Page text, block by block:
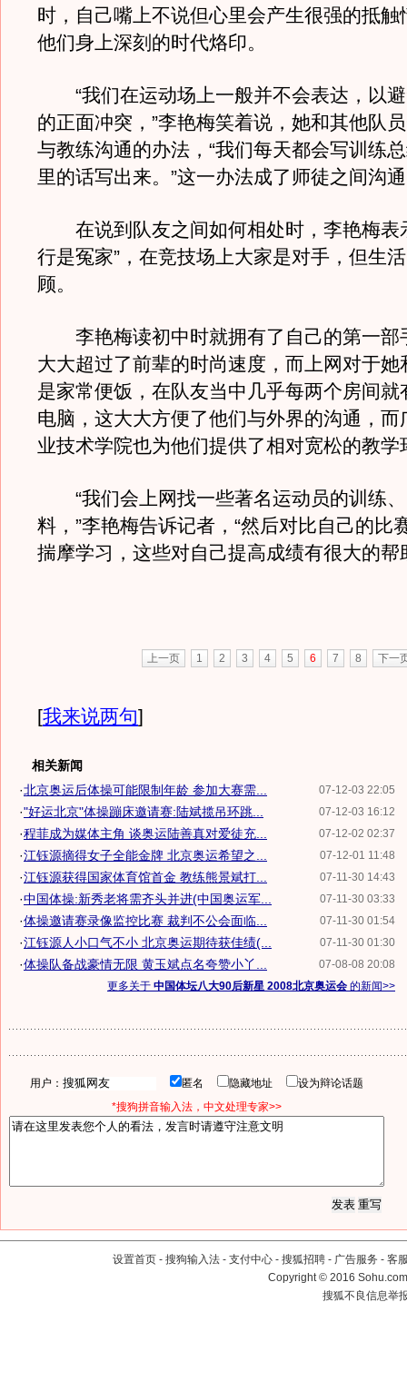
时，自己嘴上不说但心里会产生很强的抵触
他们身上深刻的时代烙印。
“我们在运动场上一般并不会表达，以避
的正面冲突，”李艳梅笑着说，她和其他队
与教练沟通的办法，“我们每天都会写训练
里的话写出来。”这一办法成了师徒之间沟
在说到队友之间如何相处时，李艳梅表
行是冤家”，在竞技场上大家是对手，但生
顾。
李艳梅读初中时就拥有了自己的第一部
大大超过了前辈的时尚速度，而上网对于她
是家常便饭，在队友当中几乎每两个房间就
电脑，这大大方便了他们与外界的沟通，而
业技术学院也为他们提供了相对宽松的教学
“我们会上网找一些著名运动员的训练
料，”李艳梅告诉记者，“然后对比自己的比
揣摩学习，这些对自己提高成绩有很大的帮
上一页 1 2 3 4 5 6 7 8 下一
[我来说两句]
相关新闻
07-12-03 22:05
·北京奥运后体操可能限制年龄 参加大赛需...
07-12-03 16:12
·"好运北京"体操蹦床邀请赛:陆斌揽吊环跳...
07-12-02 02:37
·程菲成为媒体主角 谈奥运陆善真对爱徒充...
07-12-01 11:48
·江钰源摘得女子全能金牌 北京奥运希望之...
07-11-30 14:43
·江钰源获得国家体育馆首金 教练熊景斌打...
07-11-30 03:33
·中国体操:新秀老将需齐头并进(中国奥运军...
07-11-30 01:54
·体操邀请赛录像监控比赛 裁判不公会面临...
07-11-30 01:30
·江钰源人小口气不小 北京奥运期待获佳绩(...
07-08-08 20:08
·体操队备战豪情无限 黄玉斌点名夸赞小丫...
更多关于 中国体坛八大90后新星 2008北京奥运会 的新闻>>
用户： 匿名 隐藏地址
设为辩论话题
*搜狗拼音输入法，中文处理专家>>
设置首页 - 搜狗输入法 - 支付中心 - 搜狐招聘 - 广告服务 - 客
Copyright©2016
搜狐不良信息举